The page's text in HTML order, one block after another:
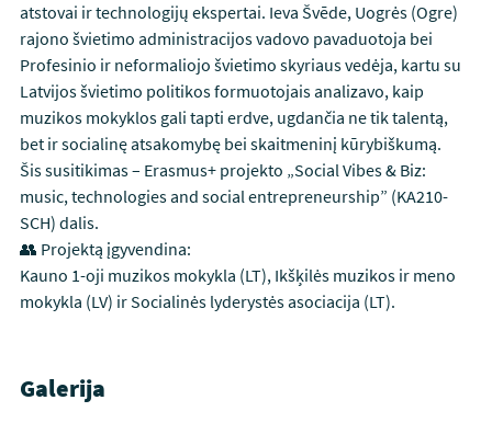
atstovai ir technologijų ekspertai. Ieva Švēde, Uogrės (Ogre)
rajono švietimo administracijos vadovo pavaduotoja bei
Profesinio ir neformaliojo švietimo skyriaus vedėja, kartu su
Latvijos švietimo politikos formuotojais analizavo, kaip
muzikos mokyklos gali tapti erdve, ugdančia ne tik talentą,
bet ir socialinę atsakomybę bei skaitmeninį kūrybiškumą.
Šis susitikimas – Erasmus+ projekto „Social Vibes & Biz:
music, technologies and social entrepreneurship” (KA210-
SCH) dalis.
👥 Projektą įgyvendina:
Kauno 1-oji muzikos mokykla (LT), Ikšķilės muzikos ir meno
mokykla (LV) ir Socialinės lyderystės asociacija (LT).
Galerija